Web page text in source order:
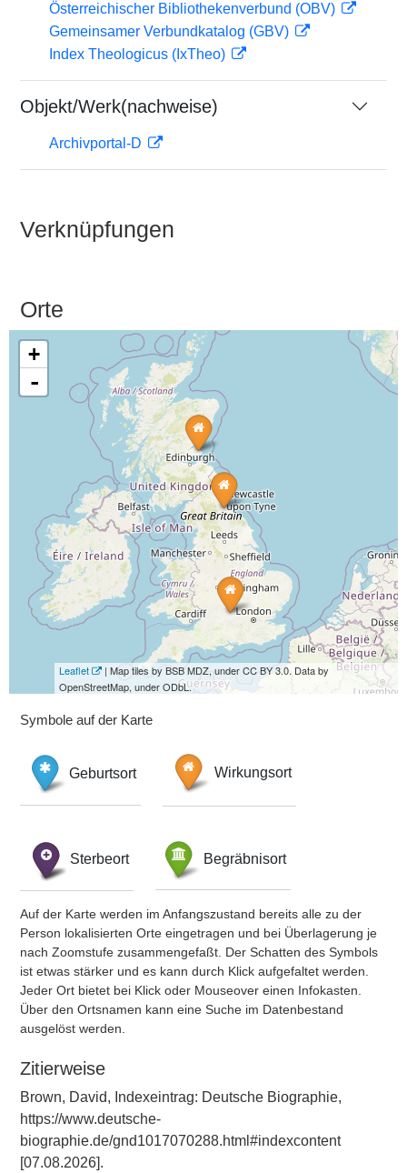
Österreichischer Bibliothekenverbund (OBV)
Gemeinsamer Verbundkatalog (GBV)
Index Theologicus (IxTheo)
Objekt/Werk(nachweise)
Archivportal-D
Verknüpfungen
Orte
+
-
Leaflet
| Map tiles by BSB MDZ, under CC BY 3.0. Data by
OpenStreetMap, under ODbL.
Symbole auf der Karte
Geburtsort Wirkungsort
Sterbeort Begräbnisort
Auf der Karte werden im Anfangszustand bereits alle zu der
Person lokalisierten Orte eingetragen und bei Überlagerung je
nach Zoomstufe zusammengefaßt. Der Schatten des Symbols
ist etwas stärker und es kann durch Klick aufgefaltet werden.
Jeder Ort bietet bei Klick oder Mouseover einen Infokasten.
Über den Ortsnamen kann eine Suche im Datenbestand
ausgelöst werden.
Zitierweise
Brown, David, Indexeintrag: Deutsche Biographie,
https://www.deutsche-
biographie.de/gnd1017070288.html#indexcontent
[07.08.2026].